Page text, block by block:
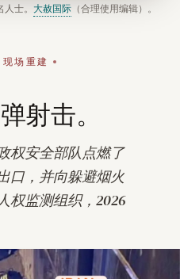
士。 大赦国际 （合理使用编辑）。
场重建
射击。
权安全部队点燃了
口，并向躲避烟火
权监测组织，2026